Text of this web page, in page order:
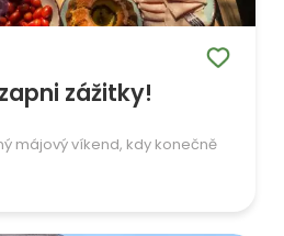
zážitky!
májový víkend, kdy konečně